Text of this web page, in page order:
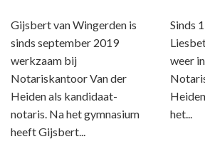
Gijsbert van Wingerden is
sinds september 2019
werkzaam bij
Notariskantoor Van der
Heiden als kandidaat-
notaris. Na het gymnasium
heeft Gijsbert...
Sinds
weer
het...